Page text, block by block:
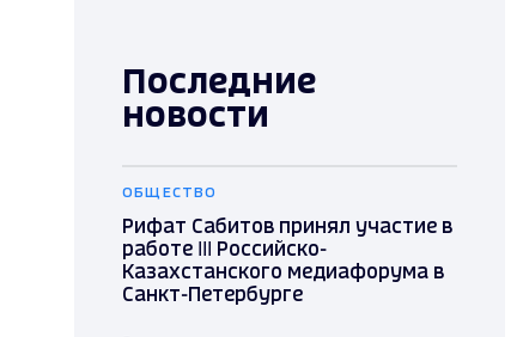
Последние
новости
ОБЩЕСТВО
Рифат Сабитов принял участие в
работе III Российско-
Казахстанского медиафорума в
Санкт-Петербурге